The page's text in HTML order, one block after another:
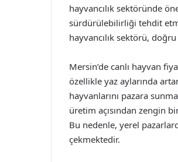
hayvancılık sektöründe
sürdürülebilirliği tehdit
hayvancılık sektörü,
Mersin’de canlı hayvan
özellikle yaz aylarında
hayvanlarını pazara
üretim açısından zengin
Bu nedenle, yerel
çekmektedir.